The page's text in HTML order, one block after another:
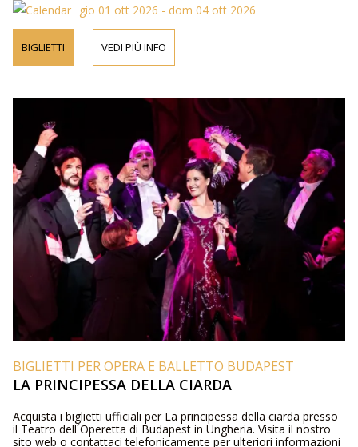
gio 01 ott 2026 - dom 04 ott 2026
BIGLIETTI VEDI PIÙ INFO
BIGLIETTI PER OPERA E BALLETTO BUDAPEST
LA PRINCIPESSA DELLA CIARDA
Acquista i biglietti ufficiali per La principessa della ciarda presso
il Teatro dell´Operetta di Budapest in Ungheria. Visita il nostro
sito web o contattaci telefonicamente per ulteriori informazioni